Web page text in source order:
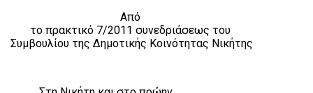
Από
το πρακτικό 7/2011 συνεδριάσεως του
Συμβουλίου της Δημοτικής Κοινότητας Νικήτης